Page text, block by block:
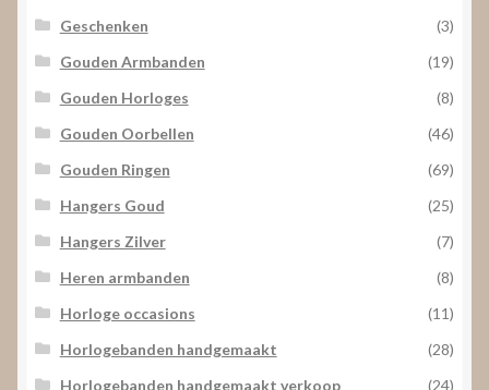
Geschenken
(3)
Gouden Armbanden
(19)
Gouden Horloges
(8)
Gouden Oorbellen
(46)
Gouden Ringen
(69)
Hangers Goud
(25)
Hangers Zilver
(7)
Heren armbanden
(8)
Horloge occasions
(11)
Horlogebanden handgemaakt
(28)
Horlogebanden handgemaakt verkoop
(24)